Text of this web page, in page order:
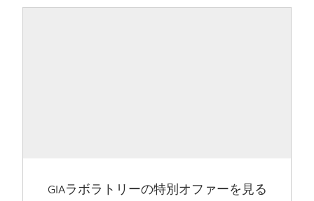
GIAラボラトリーの特別オファーを見る